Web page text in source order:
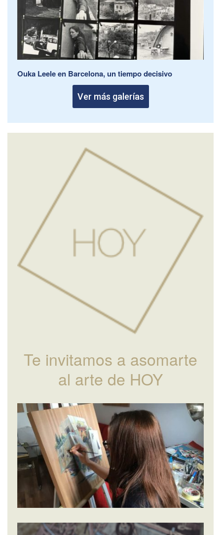
Ouka Leele en Barcelona, un tiempo decisivo
Ver más galerías
Te invitamos a asomarte
al arte de HOY